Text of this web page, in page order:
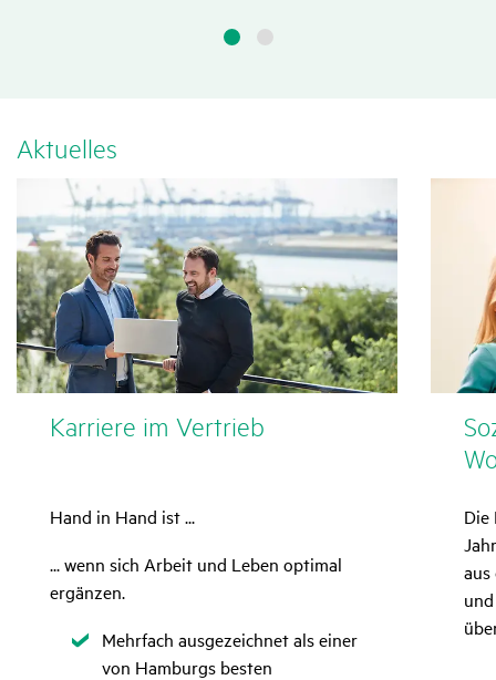
Aktu­elles
Karriere im Vertrieb
Hand in Hand ist ...
... wenn sich Arbeit und Leben optimal
ergänzen.
Zutreffend
Mehrfach ausgezeichnet als einer
von Hamburgs besten
Die
aus